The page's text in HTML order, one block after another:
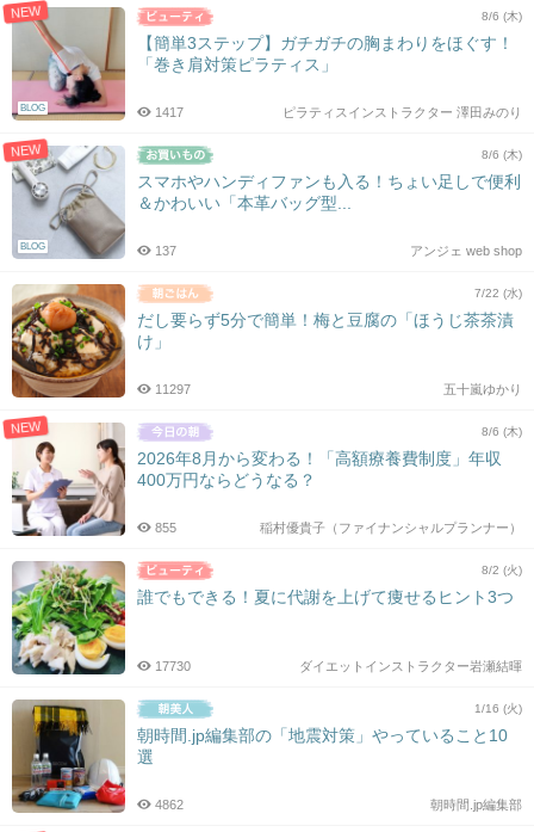
NEW
BLOG
8/6 (木)
【簡単3ステップ】ガチガチの胸まわりをほぐす！
「巻き肩対策ピラティス」
ピラティスインストラクター 澤田みのり
1417
NEW
BLOG
8/6 (木)
スマホやハンディファンも入る！ちょい足しで便利
＆かわいい「本革バッグ型...
アンジェ web shop
137
7/22 (水)
だし要らず5分で簡単！梅と豆腐の「ほうじ茶茶漬
け」
五十嵐ゆかり
11297
NEW 8/6 (木)
2026年8月から変わる！「高額療養費制度」年収
400万円ならどうなる？
稲村優貴子（ファイナンシャルプランナー）
855
8/2 (火)
誰でもできる！夏に代謝を上げて痩せるヒント3つ
ダイエットインストラクター岩瀬結暉
17730
1/16 (火)
朝時間.jp編集部の「地震対策」やっていること10
選
朝時間.jp編集部
4862